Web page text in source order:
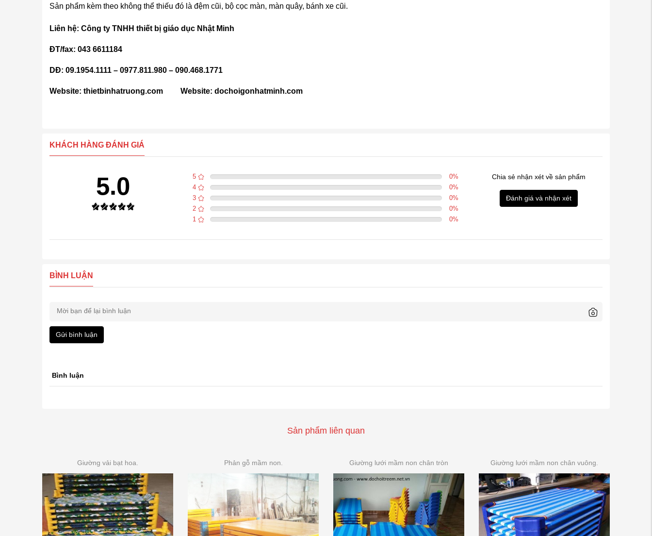
Sản phẩm kèm theo không thể thiếu đó là đệm cũi, bộ cọc màn, màn quây, bánh xe cũi.
Liên hệ: Công ty TNHH thiết bị giáo dục Nhật Minh
ĐT/fax: 043 6611184
DĐ: 09.1954.1111 – 0977.811.980 – 090.468.1771
Website: thietbinhatruong.com Website: dochoigonhatminh.com
KHÁCH HÀNG ĐÁNH GIÁ
5.0 5 0%
4
0%
3
0%
2
0%
1
0%
Chia sẻ nhận xét về sản phẩm
Đánh giá và nhận xét
BÌNH LUẬN
Gửi bình luận
Bình luận
Sản phẩm liên quan
Giường vải bạt hoa. Phản gỗ mầm non. Giường lưới mầm non chân tròn Giường lưới mầm non chân vuông.